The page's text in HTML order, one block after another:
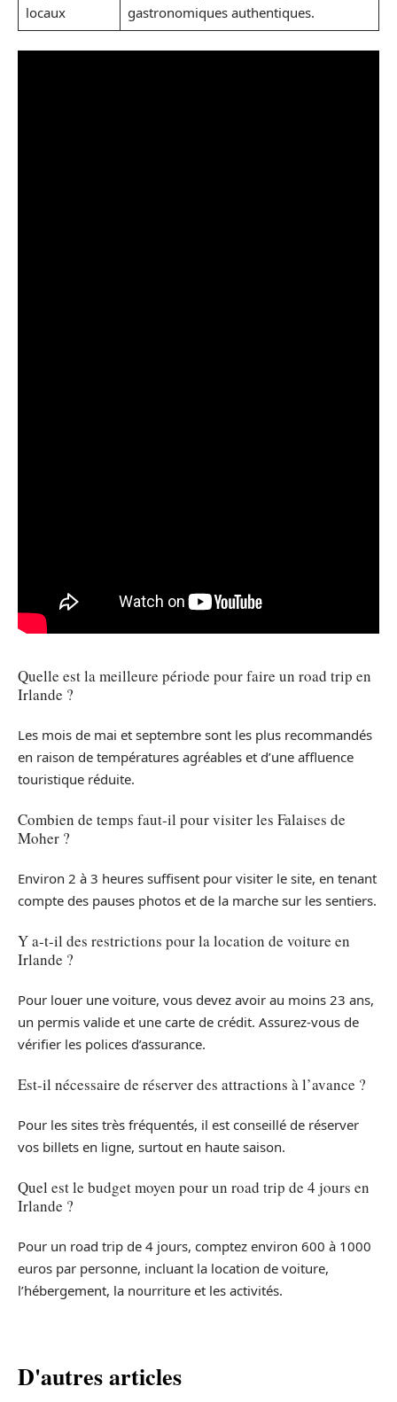
locaux
gastronomiques authentiques.
Quelle est la meilleure période pour faire un road trip en
Irlande ?
Les mois de mai et septembre sont les plus recommandés
en raison de températures agréables et d’une affluence
touristique réduite.
Combien de temps faut-il pour visiter les Falaises de
Moher ?
Environ 2 à 3 heures suffisent pour visiter le site, en tenant
compte des pauses photos et de la marche sur les sentiers.
Y a-t-il des restrictions pour la location de voiture en
Irlande ?
Pour louer une voiture, vous devez avoir au moins 23 ans,
un permis valide et une carte de crédit. Assurez-vous de
vérifier les polices d’assurance.
Est-il nécessaire de réserver des attractions à l’avance ?
Pour les sites très fréquentés, il est conseillé de réserver
vos billets en ligne, surtout en haute saison.
Quel est le budget moyen pour un road trip de 4 jours en
Irlande ?
Pour un road trip de 4 jours, comptez environ 600 à 1000
euros par personne, incluant la location de voiture,
l’hébergement, la nourriture et les activités.
D'autres articles